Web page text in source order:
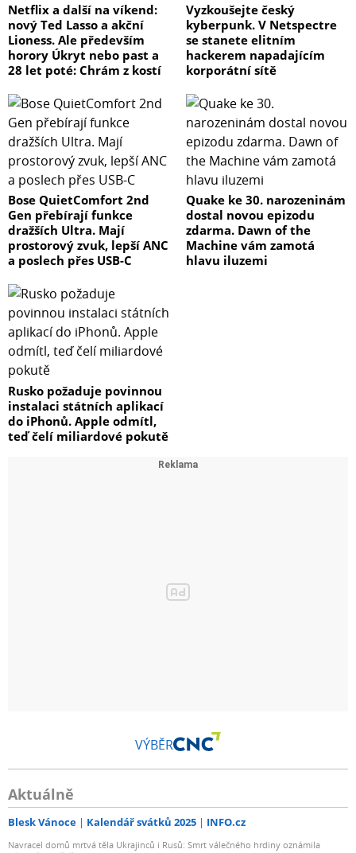
Netflix a další na víkend:
nový Ted Lasso a akční
Lioness. Ale především
horory Úkryt nebo past a
28 let poté: Chrám z kostí
Vyzkoušejte český
kyberpunk. V Netspectre
se stanete elitním
hackerem napadajícím
korporátní sítě
Bose QuietComfort 2nd
Gen přebírají funkce
dražších Ultra. Mají
prostorový zvuk, lepší ANC
a poslech přes USB-C
Quake ke 30. narozeninám
dostal novou epizodu
zdarma. Dawn of the
Machine vám zamotá
hlavu iluzemi
Rusko požaduje povinnou
instalaci státních aplikací
do iPhonů. Apple odmítl,
teď čelí miliardové pokutě
VÝBĚR
Aktuálně
Blesk Vánoce Kalendář svátků 2025 INFO.cz
Navracel domů mrtvá těla Ukrajinců i Rusů: Smrt válečného hrdiny oznámila